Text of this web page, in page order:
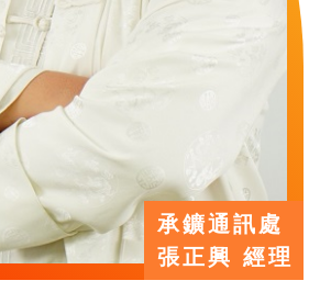
承鑛通訊處
張正興 經理